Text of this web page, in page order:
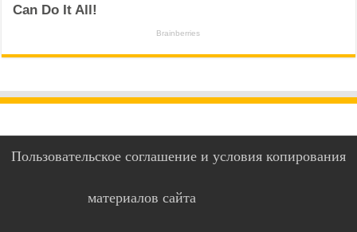
Пользовательское соглашение и условия копирования
материалов сайта